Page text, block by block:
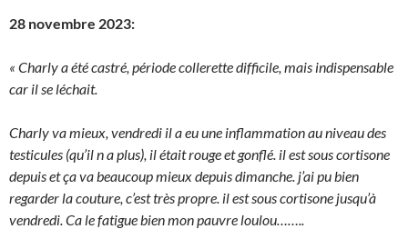
28 novembre 2023:
« Charly a été castré, période collerette difficile, mais indispensable
car il se léchait.
Charly va mieux, vendredi il a eu une inflammation au niveau des
testicules (qu’il n a plus), il était rouge et gonflé. il est sous cortisone
depuis et ça va beaucoup mieux depuis dimanche. j’ai pu bien
regarder la couture, c’est très propre. il est sous cortisone jusqu’à
vendredi. Ca le fatigue bien mon pauvre loulou……..